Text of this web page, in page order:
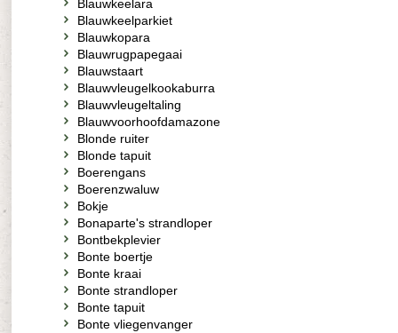
Blauwkeelara
Blauwkeelparkiet
Blauwkopara
Blauwrugpapegaai
Blauwstaart
Blauwvleugelkookaburra
Blauwvleugeltaling
Blauwvoorhoofdamazone
Blonde ruiter
Blonde tapuit
Boerengans
Boerenzwaluw
Bokje
Bonaparte's strandloper
Bontbekplevier
Bonte boertje
Bonte kraai
Bonte strandloper
Bonte tapuit
Bonte vliegenvanger